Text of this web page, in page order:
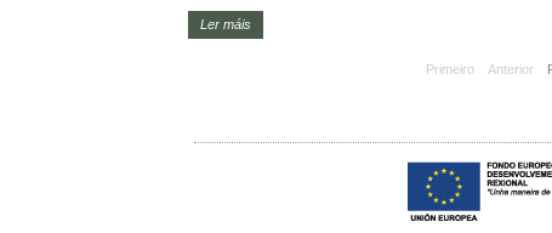
Ler máis
Primeiro Anterior